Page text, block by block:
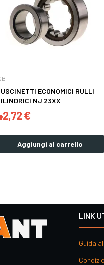
ECONOMICI RULLI
NJ 23XX
€
Aggiungi al carrello
LINK
Guida